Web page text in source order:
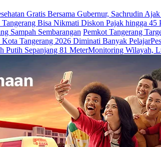
Gratis Bersama Gubernur, Sachrudin
Bisa Nikmati Diskon Pajak hingga 45
Sampah Sembarangan Pemkot Tangerang
Tangerang 2026 Diminati Banyak Pelajar
Putih Sepanjang 81 MeterMonitoring Wilayah,